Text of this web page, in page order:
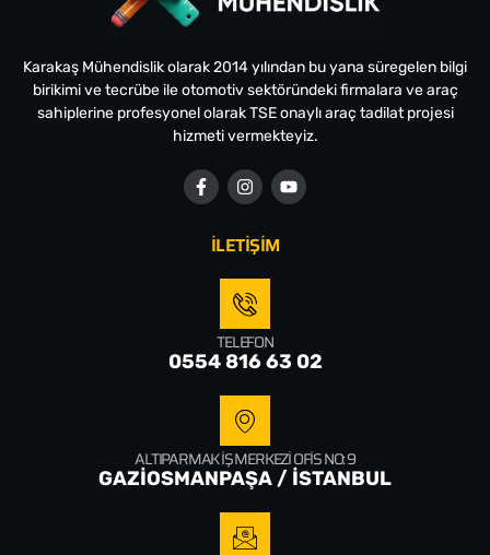
Karakaş Mühendislik olarak 2014 yılından bu yana süregelen bilgi
birikimi ve tecrübe ile otomotiv sektöründeki firmalara ve araç
sahiplerine profesyonel olarak TSE onaylı araç tadilat projesi
hizmeti vermekteyiz.
İLETİŞİM
TELEFON
0554 816 63 02
ALTIPARMAK İŞ MERKEZI OFIS NO: 9
GAZİOSMANPAŞA / İSTANBUL